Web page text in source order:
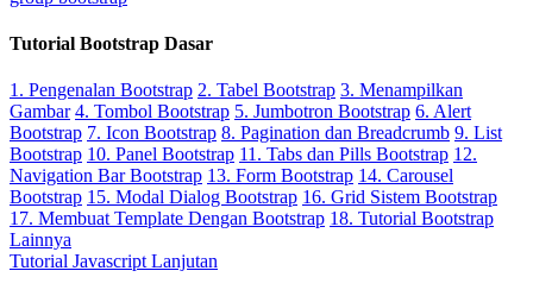
Tutorial Bootstrap Dasar
1. Pengenalan Bootstrap 2. Tabel Bootstrap 3. Menampilkan
Gambar 4. Tombol Bootstrap 5. Jumbotron Bootstrap 6. Alert
Bootstrap 7. Icon Bootstrap 8. Pagination dan Breadcrumb 9. List
Bootstrap 10. Panel Bootstrap 11. Tabs dan Pills Bootstrap 12.
Navigation Bar Bootstrap 13. Form Bootstrap 14. Carousel
Bootstrap 15. Modal Dialog Bootstrap 16. Grid Sistem Bootstrap
17. Membuat Template Dengan Bootstrap 18. Tutorial Bootstrap
Lainnya
Tutorial Javascript Lanjutan